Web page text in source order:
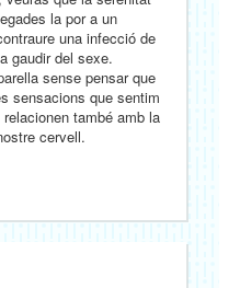
la por a un
una infecció de
gaudir del sexe.
sense pensar que
sensacions que sentim
també amb la
cervell.